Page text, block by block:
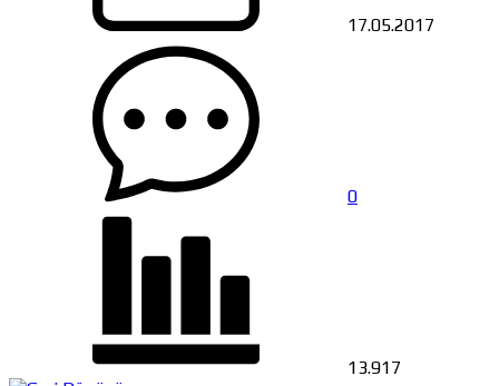
17.05.2017
0
13.917